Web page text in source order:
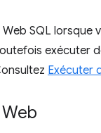
SQL lorsque
exécuter
Exécuter